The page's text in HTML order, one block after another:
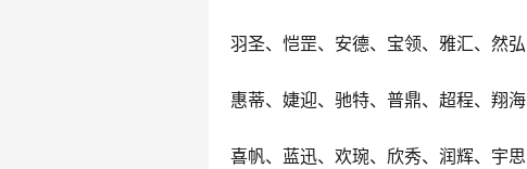
羽圣、恺罡、安德、宝领、雅汇、然弘
惠蒂、婕迎、驰特、普鼎、超程、翔海
喜帆、蓝迅、欢琬、欣秀、润辉、宇思